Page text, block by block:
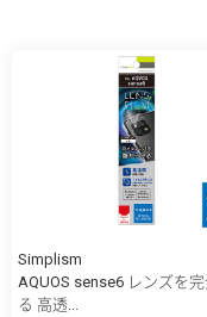
Simplism
AQUOS sense6 レンズを
る 高透...